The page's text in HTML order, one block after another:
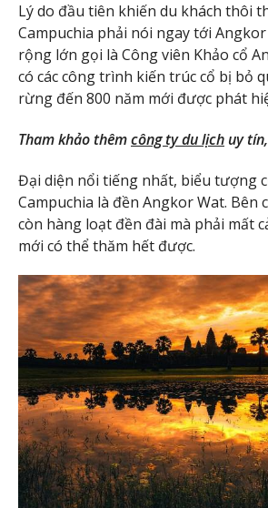
Lý do đầu tiên khiến du khách thôi
Campuchia phải nói ngay tới
rộng lớn gọi là Công viên Khảo cổ
có các công trình kiến trúc cổ bị bỏ
rừng đến 800 năm mới được phát
Tham khảo thêmcông ty du lịch uy
Đại diện nổi tiếng nhất, biểu tượng
Campuchia là đền Angkor Wat. Bên
còn hàng loạt đền đài mà phải mất
mới có thể thăm hết được.